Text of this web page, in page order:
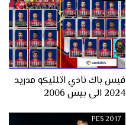
فيس باك نادي اتلتيكو مدريد
2024 الى بيس 2006
PES 2017